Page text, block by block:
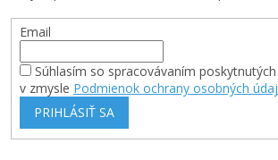
Email
Súhlasím so spracovávaním
v zmysle Podmienok ochrany osobných
PRIHLÁSIŤ SA